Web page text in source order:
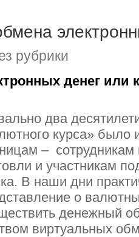
рубрики
денег или
два
курса» было
–
и участникам
В наши дни
о
денежный
виртуальных